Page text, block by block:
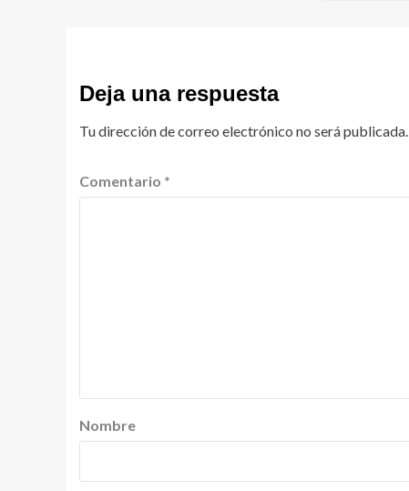
Deja una respuesta
Tu dirección de correo electrónico no será publicada.
Comentario *
Nombre